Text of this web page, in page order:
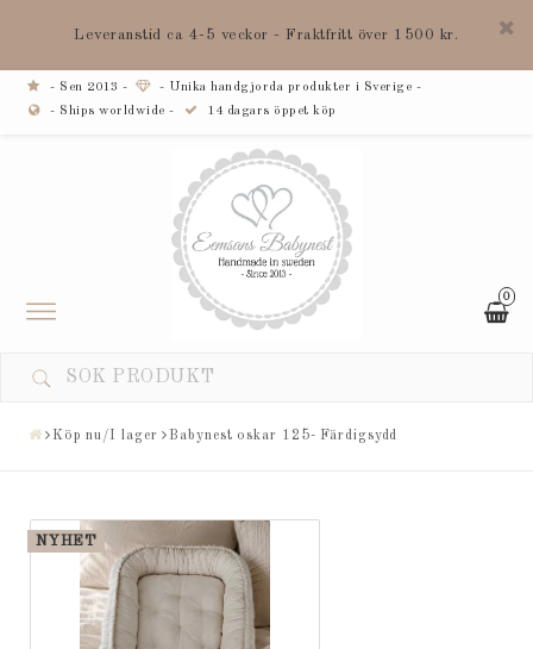
Leveranstid ca 4-5 veckor - Fraktfritt över 1500 kr.
- Sen 2013 -
- Unika handgjorda produkter i Sverige -
- Ships worldwide -
14 dagars öppet köp
0
Toggle
navigation
Köp nu/I lager Babynest oskar 125- Färdigsydd
NYHET